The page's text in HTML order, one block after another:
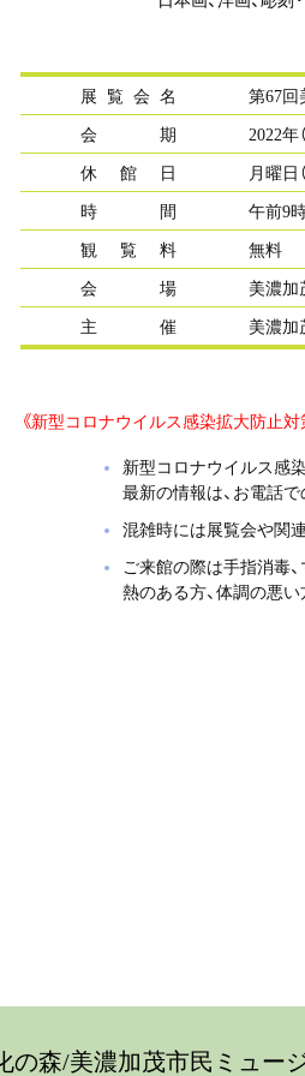
展 覧 会 名
第67回
会
期
2022年
休
館 日
月曜日
時
間
午前9
観
覧 料
無料
会
場
美濃加
主
催 美濃加
《新型コロナウイルス感染拡大防止対
新型コロナウイルス感
最新の情報は、お電話
混雑時には展覧会や関
ご来館の際は手指消毒
熱のある方、体調の悪い
の森/美濃加茂市民ミュー